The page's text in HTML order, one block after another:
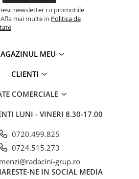
newsletter cu promotiile
mai multe in Politica de
MEU
CLIENTI
COMERCIALE
LUNI - VINERI 8.30-17.00
0720.499.825
0724.515.273
grup.ro
NE IN SOCIAL MEDIA